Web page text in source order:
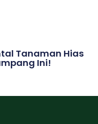
Tanaman Hias
Ini!